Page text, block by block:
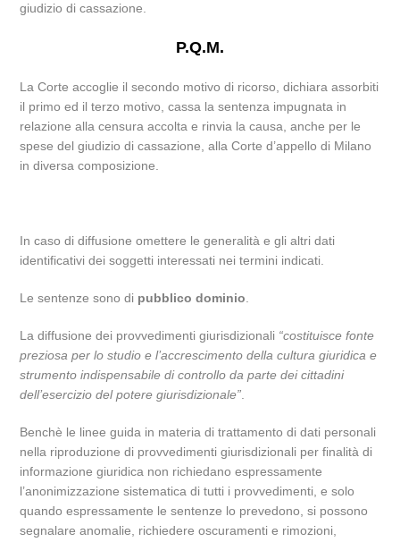
giudizio di cassazione.
P.Q.M.
La Corte accoglie il secondo motivo di ricorso, dichiara assorbiti
il primo ed il terzo motivo, cassa la sentenza impugnata in
relazione alla censura accolta e rinvia la causa, anche per le
spese del giudizio di cassazione, alla Corte d’appello di Milano
in diversa composizione.
In caso di diffusione omettere le generalità e gli altri dati
identificativi dei soggetti interessati nei termini indicati.
Le sentenze sono di pubblico dominio
La diffusione dei provvedimenti giurisdizionali “costituisce fonte
preziosa per lo studio e l’accrescimento della cultura giuridica e
strumento indispensabile di controllo da parte dei cittadini
dell’esercizio del potere giurisdizionale”
Benchè le linee guida in materia di trattamento di dati personali
nella riproduzione di provvedimenti giurisdizionali per finalità di
informazione giuridica non richiedano espressamente
l’anonimizzazione sistematica di tutti i provvedimenti, e solo
quando espressamente le sentenze lo prevedono, si possono
segnalare anomalie, richiedere oscuramenti e rimozioni,